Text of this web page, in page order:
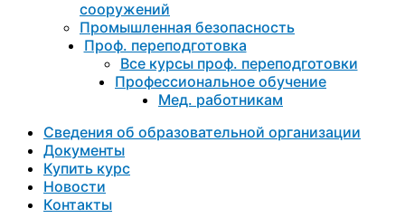
сооружений
Промышленная безопасность
Проф. переподготовка
Все курсы проф. переподготовки
Профессиональное обучение
Мед. работникам
Сведения об образовательной организации
Документы
Купить курс
Новости
Контакты